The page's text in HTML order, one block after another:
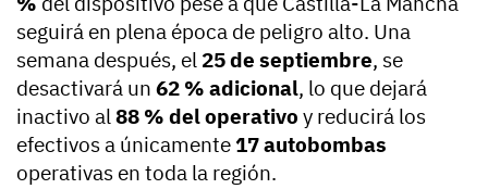
seguirá en plena época de peligro alto. Una
semana después, el 25 de septiembre, se
desactivará un 62 % adicional, lo que dejará
inactivo al88 % del operativo y reducirá los
efectivos a únicamente 17 autobombas
operativas en toda la región.